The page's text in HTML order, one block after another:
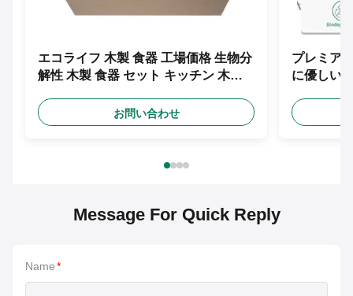
エコライフ 木製 食器 工場価格 生物分
解性 木製 食器 セット キッチン 木製
お問い合わせ
プレミア
に優しい
Message For Quick Reply
Name*